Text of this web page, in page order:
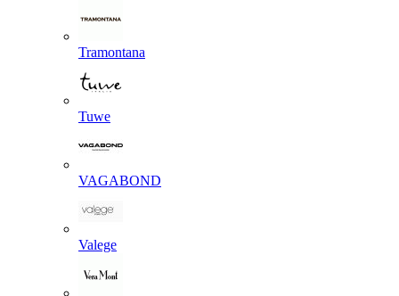
Tramontana
Tuwe
VAGABOND
Valege